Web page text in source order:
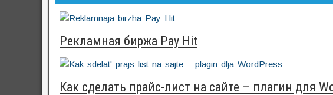
Рекламная биржа Pay Hit
Как сделать прайс-лист на сайте – плагин для